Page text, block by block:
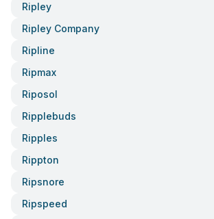
Ripley
Ripley Company
Ripline
Ripmax
Riposol
Ripplebuds
Ripples
Rippton
Ripsnore
Ripspeed